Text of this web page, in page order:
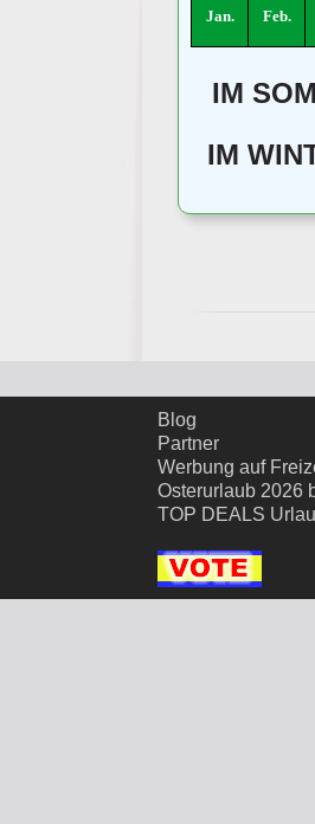
Jan. Feb.
IM
IM
Blog
Partner
Werbung auf
Osterurlaub 2026
TOP DEALS